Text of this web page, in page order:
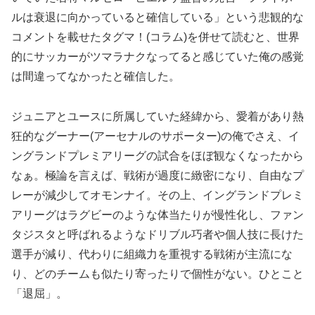
ルは衰退に向かっていると確信している」という悲観的な
コメントを載せたタグマ！(コラム)を併せて読むと、世界
的にサッカーがツマラナクなってると感じていた俺の感覚
は間違ってなかったと確信した。
ジュニアとユースに所属していた経緯から、愛着があり熱
狂的なグーナー(アーセナルのサポーター)の俺でさえ、イ
ングランドプレミアリーグの試合をほぼ観なくなったから
なぁ。極論を言えば、戦術が過度に緻密になり、自由なプ
レーが減少してオモンナイ。その上、イングランドプレミ
アリーグはラグビーのような体当たりが慢性化し、ファン
タジスタと呼ばれるようなドリブル巧者や個人技に長けた
選手が減り、代わりに組織力を重視する戦術が主流にな
り、どのチームも似たり寄ったりで個性がない。ひとこと
「退屈」。